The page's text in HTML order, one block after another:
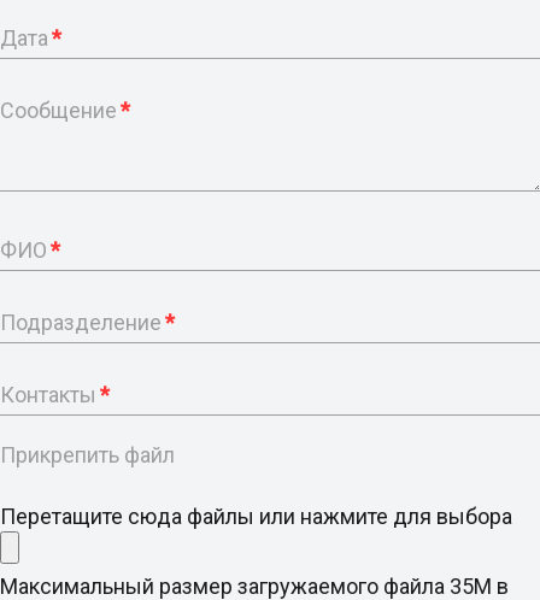
Дата*
Сообщение*
ФИО*
Подразделение*
Контакты *
Прикрепить файл
Перетащите сюда файлы или нажмите для выбора
Максимальный размер загружаемого файла 35M в